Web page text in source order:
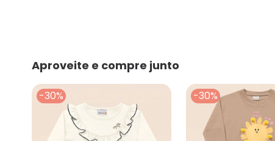
Aproveite e compre junto
-30% -30%